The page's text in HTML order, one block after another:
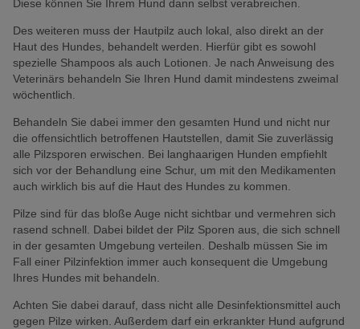
Diese können Sie Ihrem Hund dann selbst verabreichen.
Des weiteren muss der Hautpilz auch lokal, also direkt an der
Haut des Hundes, behandelt werden. Hierfür gibt es sowohl
spezielle Shampoos als auch Lotionen. Je nach Anweisung des
Veterinärs behandeln Sie Ihren Hund damit mindestens zweimal
wöchentlich.
Behandeln Sie dabei immer den gesamten Hund und nicht nur
die offensichtlich betroffenen Hautstellen, damit Sie zuverlässig
alle Pilzsporen erwischen. Bei langhaarigen Hunden empfiehlt
sich vor der Behandlung eine Schur, um mit den Medikamenten
auch wirklich bis auf die Haut des Hundes zu kommen.
Pilze sind für das bloße Auge nicht sichtbar und vermehren sich
rasend schnell. Dabei bildet der Pilz Sporen aus, die sich schnell
in der gesamten Umgebung verteilen. Deshalb müssen Sie im
Fall einer Pilzinfektion immer auch konsequent die Umgebung
Ihres Hundes mit behandeln.
Achten Sie dabei darauf, dass nicht alle Desinfektionsmittel auch
gegen Pilze wirken. Außerdem darf ein erkrankter Hund aufgrund